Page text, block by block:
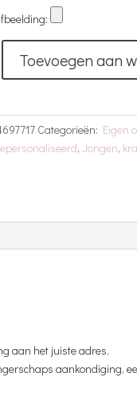
Toevoegen aan
Categorieën: Eigen
, Jongen,
aan het juiste adres.
aankondiging,